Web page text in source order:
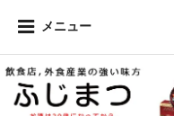
メニュー